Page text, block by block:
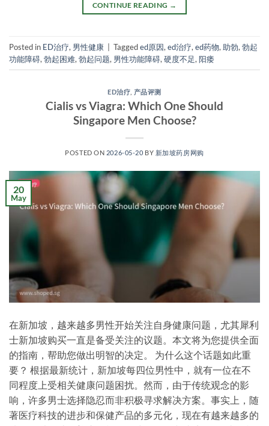
CONTINUE READING →
Posted in ED治疗, 男性健康 Taggeded原因, ed治疗, ed药物, 助勃, 勃起
功能障碍, 勃起困难, 勃起问题, 男性功能障碍, 硬度不足, 阳痿
ED治疗 产品评测
Cialis vs Viagra: Which One Should
Singapore Men Choose?
POSTED ON 2026-05-20 BY 新加坡药房网购
20
May
在新加坡，越来越多男性开始关注自身健康问题，尤其犀利
士新加坡购买一直是备受关注的议题。本文将为您提供全面
的指南，帮助您做出明智的决定。 为什么这个话题如此重
要？ 根据最新统计，新加坡每四位男性中，就有一位在不
同程度上受相关健康问题困扰。然而，由于传统观念的影
响，许多男士选择隐忍而非积极寻求解决方案。事实上，随
著医疗科技的进步和保健产品的多元化，现在有越来越多的